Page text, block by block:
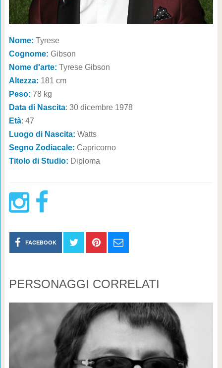
Nome: Tyrese
Cognome: Gibson
Nome d'arte: Tyrese Gibson
Altezza: 181 cm
Peso: 78 kg
Data di Nascita: 30 dicembre 1978
Età: 47
Luogo di Nascita: Watts
Segno Zodiacale: Capricorno
Titolo di Studio: Diploma
FACEBOOK
PERSONAGGI CORRELATI